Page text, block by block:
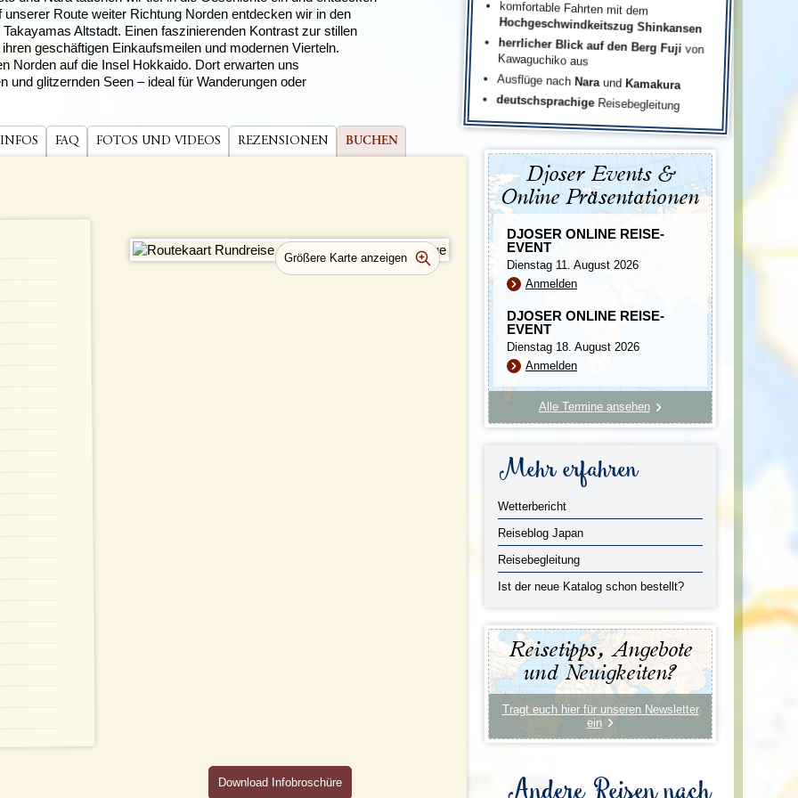
Route weiter Richtung Norden entdecken wir in den
Altstadt. Einen faszinierenden Kontrast zur stillen
geschäftigen Einkaufsmeilen und modernen Vierteln.
Norden auf die Insel Hokkaido. Dort erwarten uns
und glitzernden Seen – ideal für Wanderungen oder
REZENSIONEN
FAQ FOTOS UND VIDEOS BUCHEN
Download Infobroschüre
komfortable Fahrten mit dem
Hochgeschwindkeitszug Shinkansen
herrlicher Blick auf den Berg Fuji von
Kawaguchiko aus
Ausflüge nachNaraundKamakura
deutschsprachigeReisebegleitung
Djoser Events &
Online Präsentationen
DJOSER ONLINE REISE-
EVENT
Dienstag 11. August 2026
Anmelden
DJOSER ONLINE REISE-
EVENT
Dienstag 18. August 2026
Anmelden
Alle Termine ansehen
Mehr erfahren
Wetterbericht
Reiseblog Japan
Reisebegleitung
Ist der neue Katalog schon bestellt?
Reisetipps, Angebote
und Neuigkeiten?
Tragt euch hier für unseren Newsletter
ein